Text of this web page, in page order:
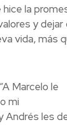
la
y dejar
vida, más
Marcelo le
mi
Andrés les